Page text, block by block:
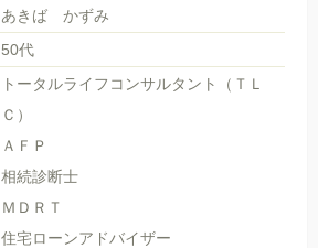
あきば かずみ
50代
トータルライフコンサルタント（ＴＬ
Ｃ）
ＡＦＰ
相続診断士
ＭＤＲＴ
住宅ローンアドバイザー